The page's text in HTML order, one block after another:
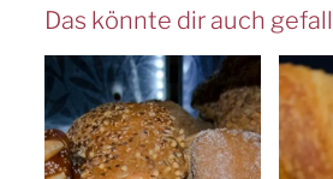
Das könnte dir auch